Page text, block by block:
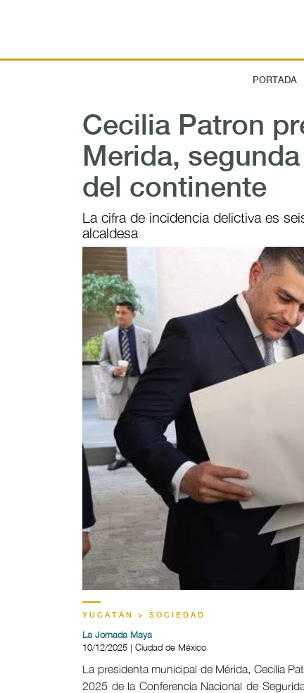
PORTADA
Cecilia Patron
Merida,
del continente
La cifra de incidencia delictiva es
alcaldesa
YUCATÁN > SOCIEDAD
La Jornada Maya
10/12/2025 | Ciudad de México
La presidenta municipal de Mérida, Cecilia
2025 de la Conferencia Nacional de